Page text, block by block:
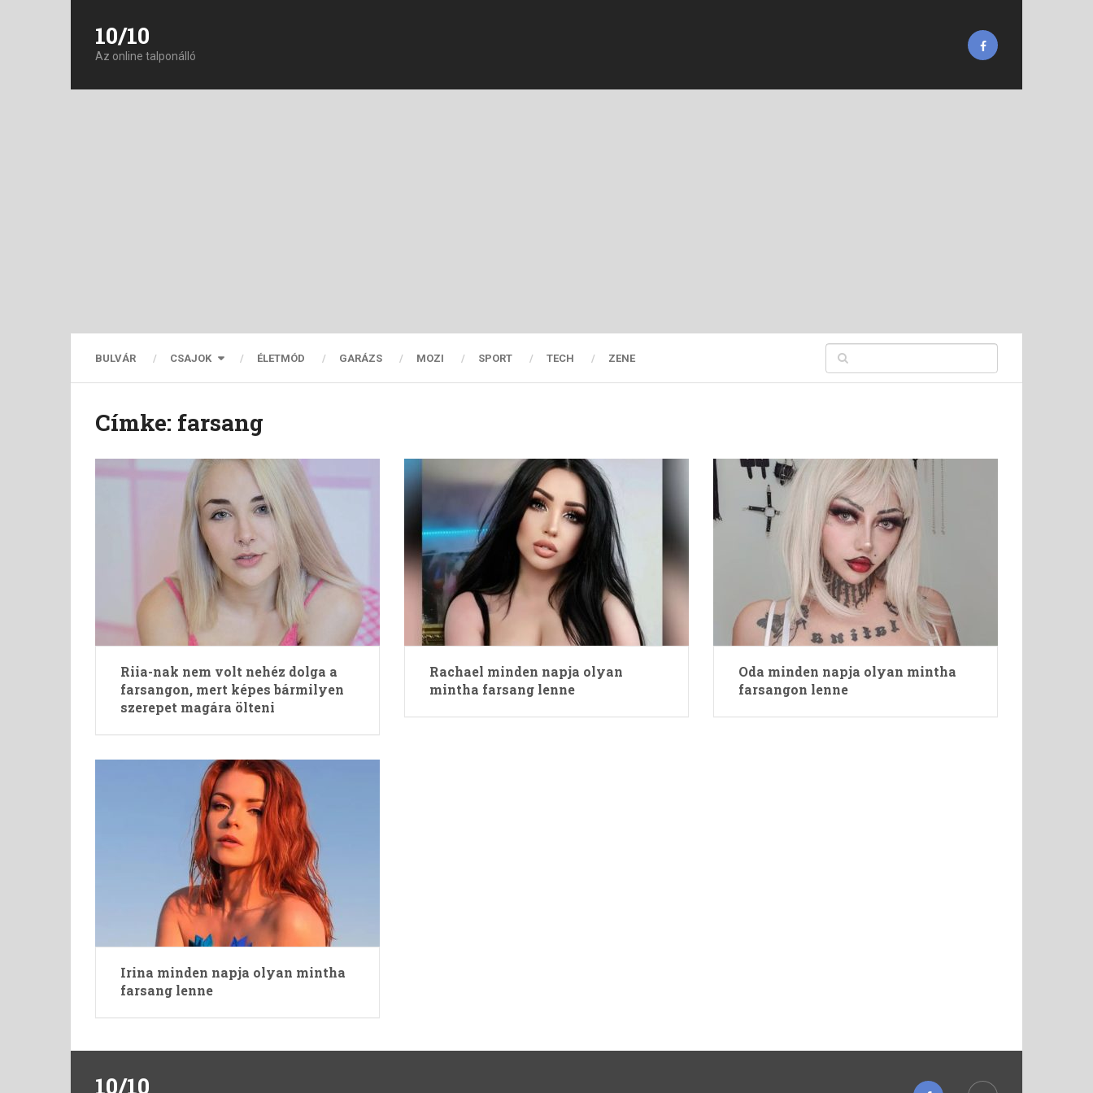
10/10
Az online talponálló
BULVÁR CSAJOK ÉLETMÓD GARÁZS MOZI SPORT TECH ZENE
Címke: farsang
Riia-nak nem volt nehéz dolga a
farsangon, mert képes bármilyen
szerepet magára ölteni
Rachael minden napja olyan
mintha farsang lenne
Oda minden napja olyan mintha
farsangon lenne
Irina minden napja olyan mintha
farsang lenne
10/10